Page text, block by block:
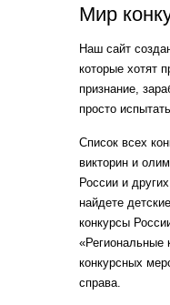
Мир
Наш сайт
которые хотят
признание,
просто
Список всех
викторин и
России и
найдете
конкурсы
«Региональные
конкурсных
справа.